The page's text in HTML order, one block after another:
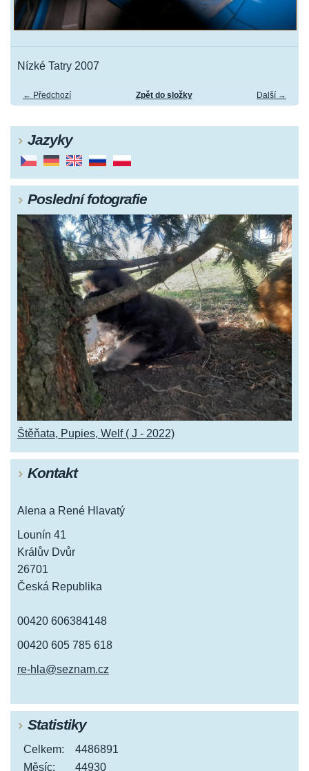
Nízké Tatry 2007
← Předchozí Další →
Zpět do složky
Jazyky
Poslední fotografie
Štěňata, Pupies, Welf ( J - 2022)
Kontakt
Alena a René Hlavatý
Lounín 41
Králův Dvůr
26701
Česká Republika
00420 606384148
00420 605 785 618
re-hla@seznam.cz
Statistiky
Celkem:
4486891
Měsíc:
44930